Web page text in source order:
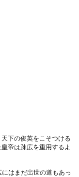
天下の俊英をこそつける
帝は疎広を重用するよ
にはまだ出世の道もあっ